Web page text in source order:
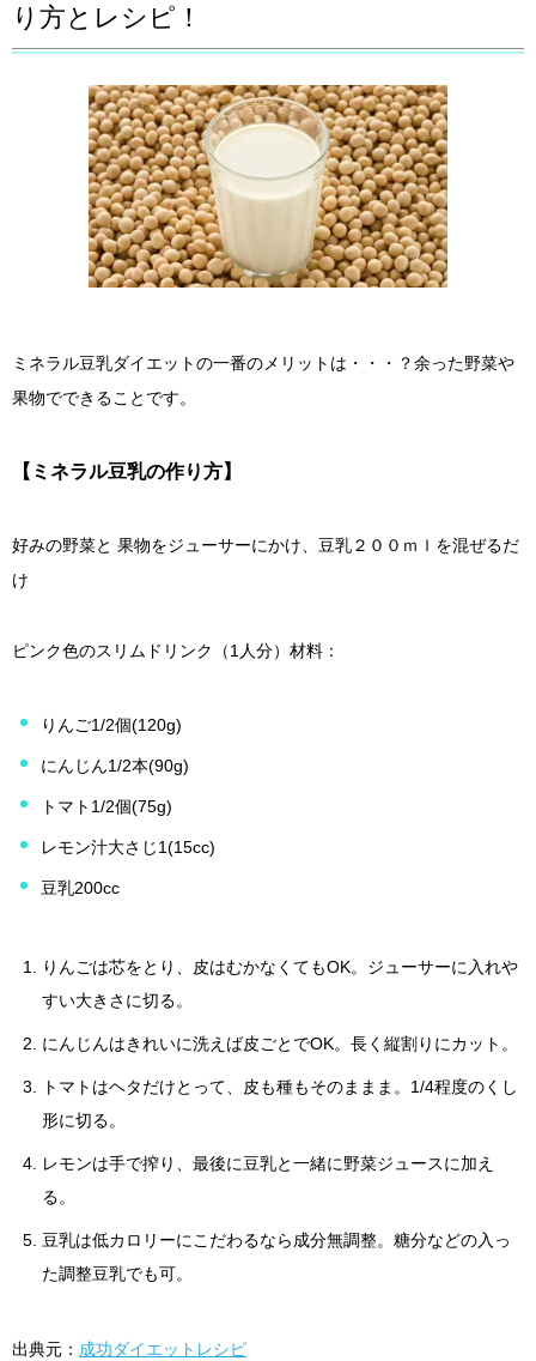
り方とレシピ！
ミネラル豆乳ダイエットの一番のメリットは・・・？余った野菜や
果物でできることです。
【ミネラル豆乳の作り方】
好みの野菜と 果物をジューサーにかけ、豆乳２００ｍｌを混ぜるだ
け
ピンク色のスリムドリンク（1人分）材料：
りんご1/2個(120g)
にんじん1/2本(90g)
トマト1/2個(75g)
レモン汁大さじ1(15cc)
豆乳200cc
りんごは芯をとり、皮はむかなくてもOK。ジューサーに入れや
すい大きさに切る。
にんじんはきれいに洗えば皮ごとでOK。長く縦割りにカット。
トマトはヘタだけとって、皮も種もそのままま。1/4程度のくし
形に切る。
レモンは手で搾り、最後に豆乳と一緒に野菜ジュースに加え
る。
豆乳は低カロリーにこだわるなら成分無調整。糖分などの入っ
た調整豆乳でも可。
出典元： 成功ダイエットレシピ